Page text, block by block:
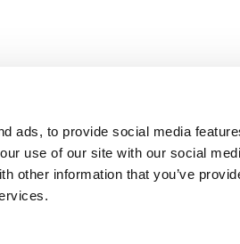
ads, to provide social media
use of our site with our social
other information that you’ve